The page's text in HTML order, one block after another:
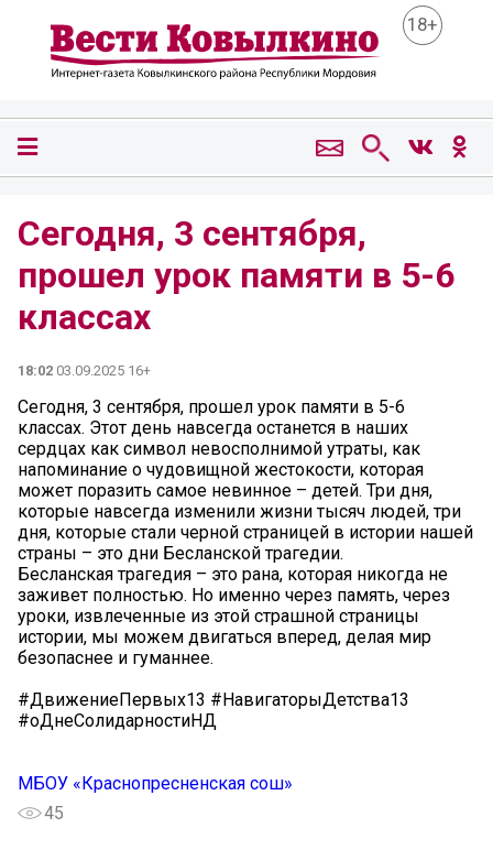
18+
Сегодня, 3 сентября,
прошел урок памяти в 5-6
классах
18:02 03.09.2025 16+
Сегодня, 3 сентября, прошел урок памяти в 5-6
классах. Этот день навсегда останется в наших
сердцах как символ невосполнимой утраты, как
напоминание о чудовищной жестокости, которая
может поразить самое невинное – детей. Три дня,
которые навсегда изменили жизни тысяч людей, три
дня, которые стали черной страницей в истории нашей
страны – это дни Бесланской трагедии.
Бесланская трагедия – это рана, которая никогда не
заживет полностью. Но именно через память, через
уроки, извлеченные из этой страшной страницы
истории, мы можем двигаться вперед, делая мир
безопаснее и гуманнее.
#ДвижениеПервых13 #НавигаторыДетства13
#оДнеСолидарностиНД
МБОУ «Краснопресненская сош»
45